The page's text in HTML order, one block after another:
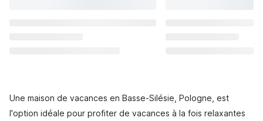
Une maison de vacances en Basse-Silésie, Pologne, est
l'option idéale pour profiter de vacances à la fois relaxantes